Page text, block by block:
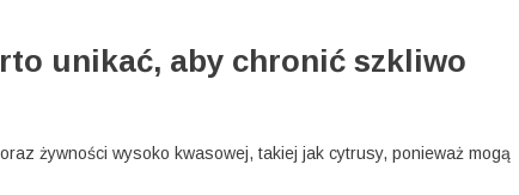
unikać, aby chronić szkliwo
żywności wysoko kwasowej, takiej jak cytrusy, ponieważ mogą